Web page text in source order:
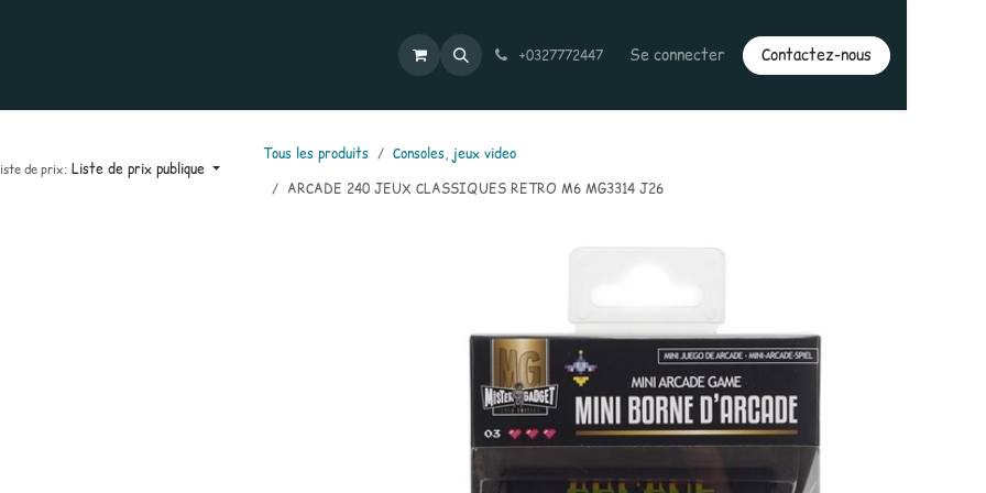
Contactez-nous +0327772447 Se connecter Contactez-nous
de prix: Liste de prix publique
Tous les produits
Consoles, jeux video
ARCADE 240 JEUX CLASSIQUES RETRO M6 MG3314 J26